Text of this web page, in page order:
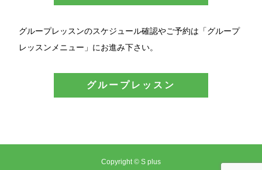
グループレッスンのスケジュール確認やご予約は「グループ
レッスンメニュー」にお進み下さい。
グループレッスン
Copyright © S plus